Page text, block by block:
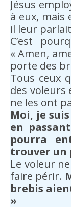
Jésus
à eux, mais
il leur
C’est
« Amen,
porte des
Tous ceux
des voleurs
ne les ont
Moi, je
en
pourra
trouver un
Le voleur
faire périr.
brebis
»